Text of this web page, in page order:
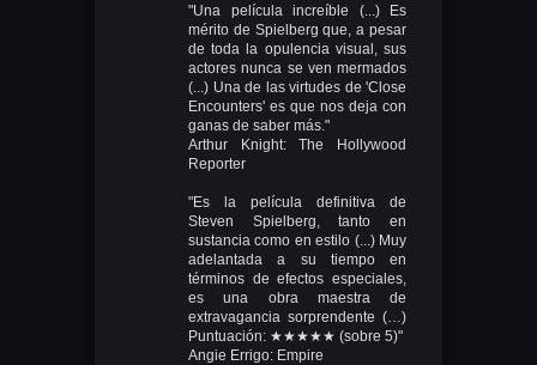
"Una película increíble (...) Es
mérito de Spielberg que, a pesar
de toda la opulencia visual, sus
actores nunca se ven mermados
(...) Una de las virtudes de 'Close
Encounters' es que nos deja con
ganas de saber más."
Arthur Knight: The Hollywood
Reporter
"Es la película definitiva de
Steven Spielberg, tanto en
sustancia como en estilo (...) Muy
adelantada a su tiempo en
términos de efectos especiales,
es una obra maestra de
extravagancia sorprendente (…)
Puntuación: ★★★★★ (sobre 5)"
Angie Errigo: Empire